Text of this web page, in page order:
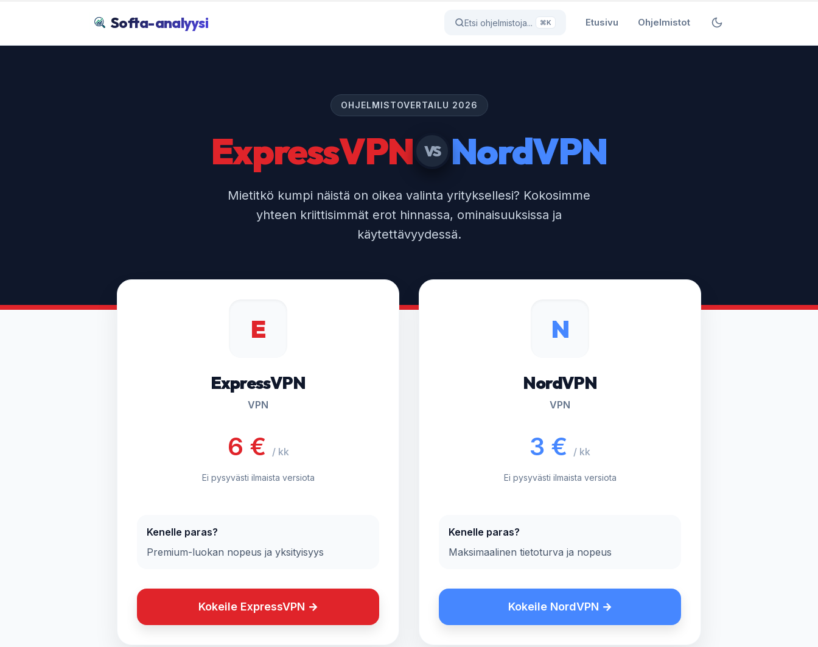
Softa-analyysi Etsi ohjelmistoja... ⌘K Etusivu Ohjelmistot
OHJELMISTOVERTAILU 2026
ExpressVPN VS NordVPN
Mietitkö kumpi näistä on oikea valinta yrityksellesi? Kokosimme
yhteen kriittisimmät erot hinnassa, ominaisuuksissa ja
käytettävyydessä.
E
ExpressVPN
VPN
6 € / kk
Ei pysyvästi ilmaista versiota
Kenelle paras?
Premium-luokan nopeus ja yksityisyys
Kokeile ExpressVPN →
N
NordVPN
VPN
3 € / kk
Ei pysyvästi ilmaista versiota
Kenelle paras?
Maksimaalinen tietoturva ja nopeus
Kokeile NordVPN →